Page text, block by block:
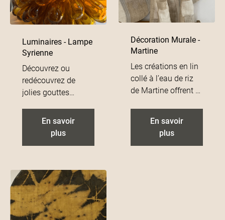
Luminaires - Lampe
Syrienne
Découvrez ou
redécouvrez de
jolies gouttes
bouche puis
attachées les une
décoration
intemporelle pour
tous les styles
d'intérieur.
En savoir
plus
Décoration Murale -
Martine
Les créations en lin
collé à l’eau de riz
de Martine offrent à
manquera pas de
vous plaire.
En savoir
plus